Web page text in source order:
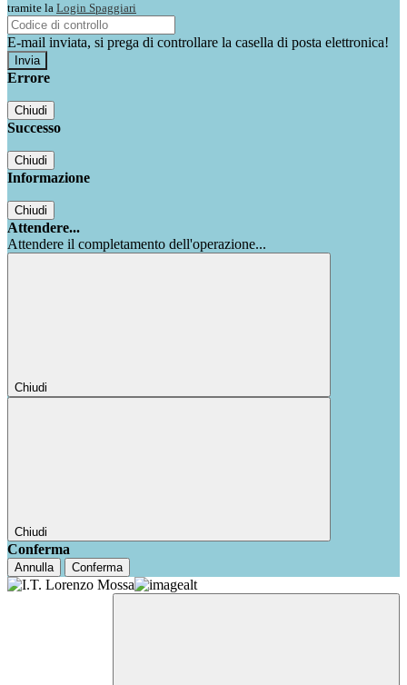
tramite la Login Spaggiari
E-mail inviata, si prega di controllare la casella di posta elettronica!
Errore
Chiudi
Successo
Chiudi
Informazione
Chiudi
Attendere...
Attendere il completamento dell'operazione...
Chiudi
Chiudi
Conferma
Annulla Conferma